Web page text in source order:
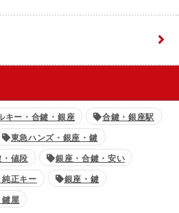
キー・合鍵・銀座
合鍵・銀座駅
東急ハンズ・銀座・鍵
値段
銀座・合鍵・安い
正キー
銀座・鍵
屋